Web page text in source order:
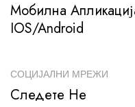
Мобилна
IOS/Android
СОЦИЈАЛНИ МРЕЖИ
Следете Не